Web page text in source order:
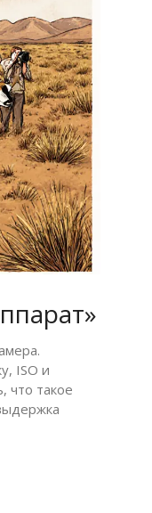
ISO и
что такое